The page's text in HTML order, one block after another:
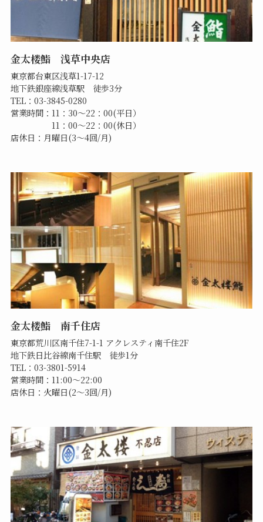
金太楼鮨 浅草中央店
東京都台東区浅草1-17-12
地下鉄銀座線浅草駅 徒歩3分
TEL：03-3845-0280
営業時間：11：30～22：00(平日）
11：00～22：00(休日）
店休日：月曜日(3～4回/月)
金太楼鮨 南千住店
東京都荒川区南千住7-1-1 アクレスティ南千住2F
地下鉄日比谷線南千住駅 徒歩1分
TEL：03-3801-5914
営業時間：11:00～22:00
店休日：火曜日(2～3回/月)